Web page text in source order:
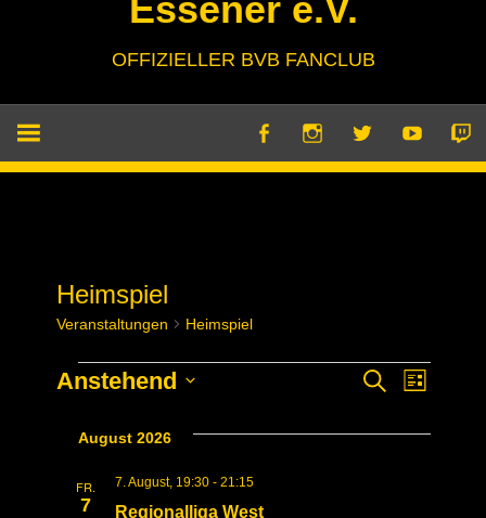
Essener e.V.
OFFIZIELLER BVB FANCLUB
Heimspiel
Veranstaltungen Heimspiel
Veranstaltungen
Suche
Suche
Liste
Anstehend
wählen.
August 2026
FR.
7
Regionalliga West
7. August, 19:30- 21:15